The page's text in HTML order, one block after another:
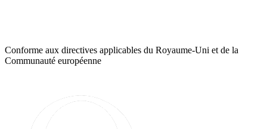
Conforme aux directives applicables du Royaume-Uni et de la
Communauté européenne